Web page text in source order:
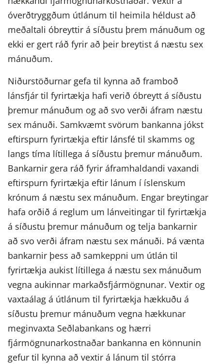
óverðtryggðum útlánum til heimila héldust að
meðaltali óbreyttir á síðustu þrem mánuðum og
ekki er gert ráð fyrir að þeir breytist á næstu sex
mánuðum.
Niðurstöðurnar gefa til kynna að framboð
lánsfjár til fyrirtækja hafi verið óbreytt á síðustu
þremur mánuðum og að svo verði áfram næstu
sex mánuði. Samkvæmt svörum bankanna jókst
eftirspurn fyrirtækja eftir lánsfé til skamms og
langs tíma lítillega á síðustu þremur mánuðum.
Bankarnir gera ráð fyrir áframhaldandi vaxandi
eftirspurn fyrirtækja eftir lánum í íslenskum
krónum á næstu sex mánuðum. Engar breytingar
hafa orðið á reglum um lánveitingar til fyrirtækja
á síðustu þremur mánuðum og telja bankarnir
að svo verði áfram næstu sex mánuði. Þá vænta
bankarnir þess að samkeppni um útlán til
fyrirtækja aukist lítillega á næstu sex mánuðum
vegna aukinnar markaðsfjármögnunar. Vextir og
vaxtaálag á útlánum til fyrirtækja hækkuðu á
síðustu þremur mánuðum vegna hækkunar
meginvaxta Seðlabankans og hærri
fjármögnunarkostnaðar bankanna en könnunin
gefur til kynna að vextir á lánum til stórra